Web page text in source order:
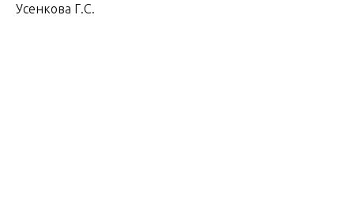
Усенкова Г.С.